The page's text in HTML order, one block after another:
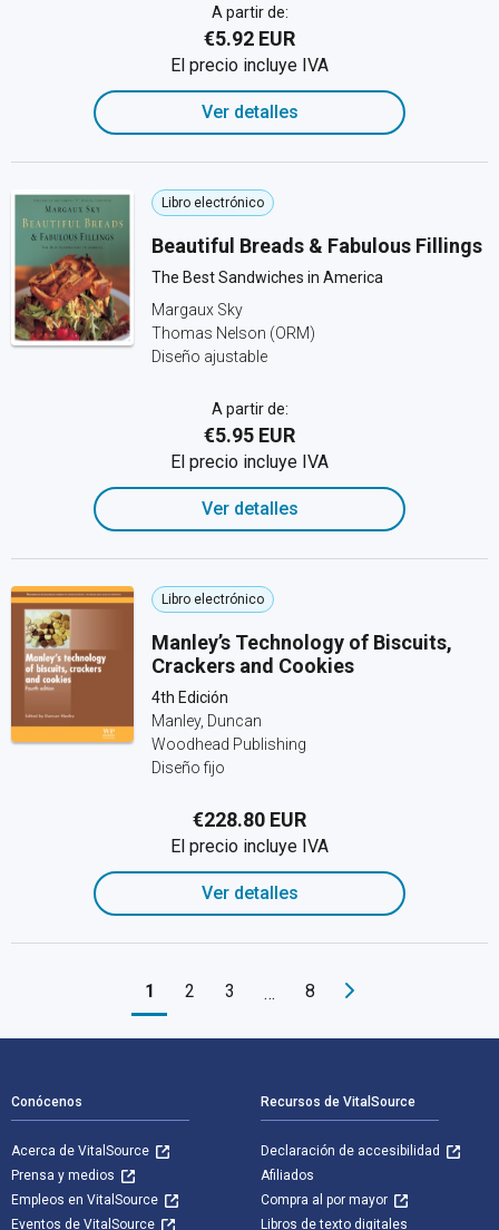
A partir de:
€5.92 EUR
El precio incluye IVA
Ver detalles
Libro electrónico
Beautiful Breads & Fabulous Fillings
The Best Sandwiches in America
Margaux Sky
Thomas Nelson (ORM)
Diseño ajustable
A partir de:
€5.95 EUR
El precio incluye IVA
Ver detalles
Libro electrónico
Manley’s Technology of Biscuits,
Crackers and Cookies
4th Edición
Manley, Duncan
Woodhead Publishing
Diseño fijo
€228.80 EUR
El precio incluye IVA
Ver detalles
1 2 3 … 8
Conócenos
Acerca de VitalSource
Prensa y medios
Empleos en VitalSource
Eventos de VitalSource
Recursos de VitalSource
Declaración de accesibilidad
Afiliados
Compra al por mayor
Libros de texto digitales